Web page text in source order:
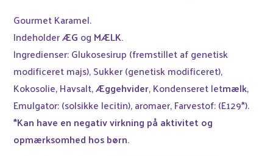
Gourmet Karamel.
IndeholderÆG og MÆLK.
Ingredienser: Glukosesirup (fremstillet af genetisk
modificeret majs), Sukker (genetisk modificeret),
Kokosolie, Havsalt,Æggehvider, Kondenseret letmælk,
Emulgator: (solsikke lecitin), aromaer, Farvestof: (E129*).
*Kan have en negativ virkning på aktivitet og
opmærksomhed hos børn.